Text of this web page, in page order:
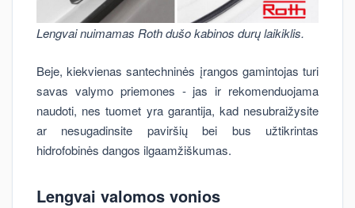
Lengvai nuimamas Roth dušo kabinos durų laikiklis.
Beje, kiekvienas santechninės įrangos gamintojas turi
savas valymo priemones - jas ir rekomenduojama
naudoti, nes tuomet yra garantija, kad nesubraižysite
ar nesugadinsite paviršių bei bus užtikrintas
hidrofobinės dangos ilgaamžiškumas.
Lengvai valomos vonios